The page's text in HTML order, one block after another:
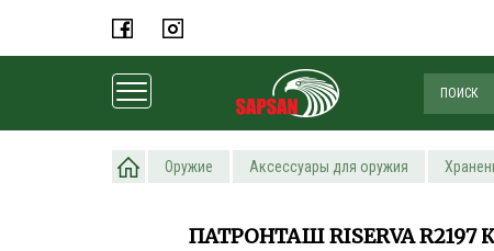
Оружие Аксессуары для оружия
ПАТРОНТАШ RISERVA R2197